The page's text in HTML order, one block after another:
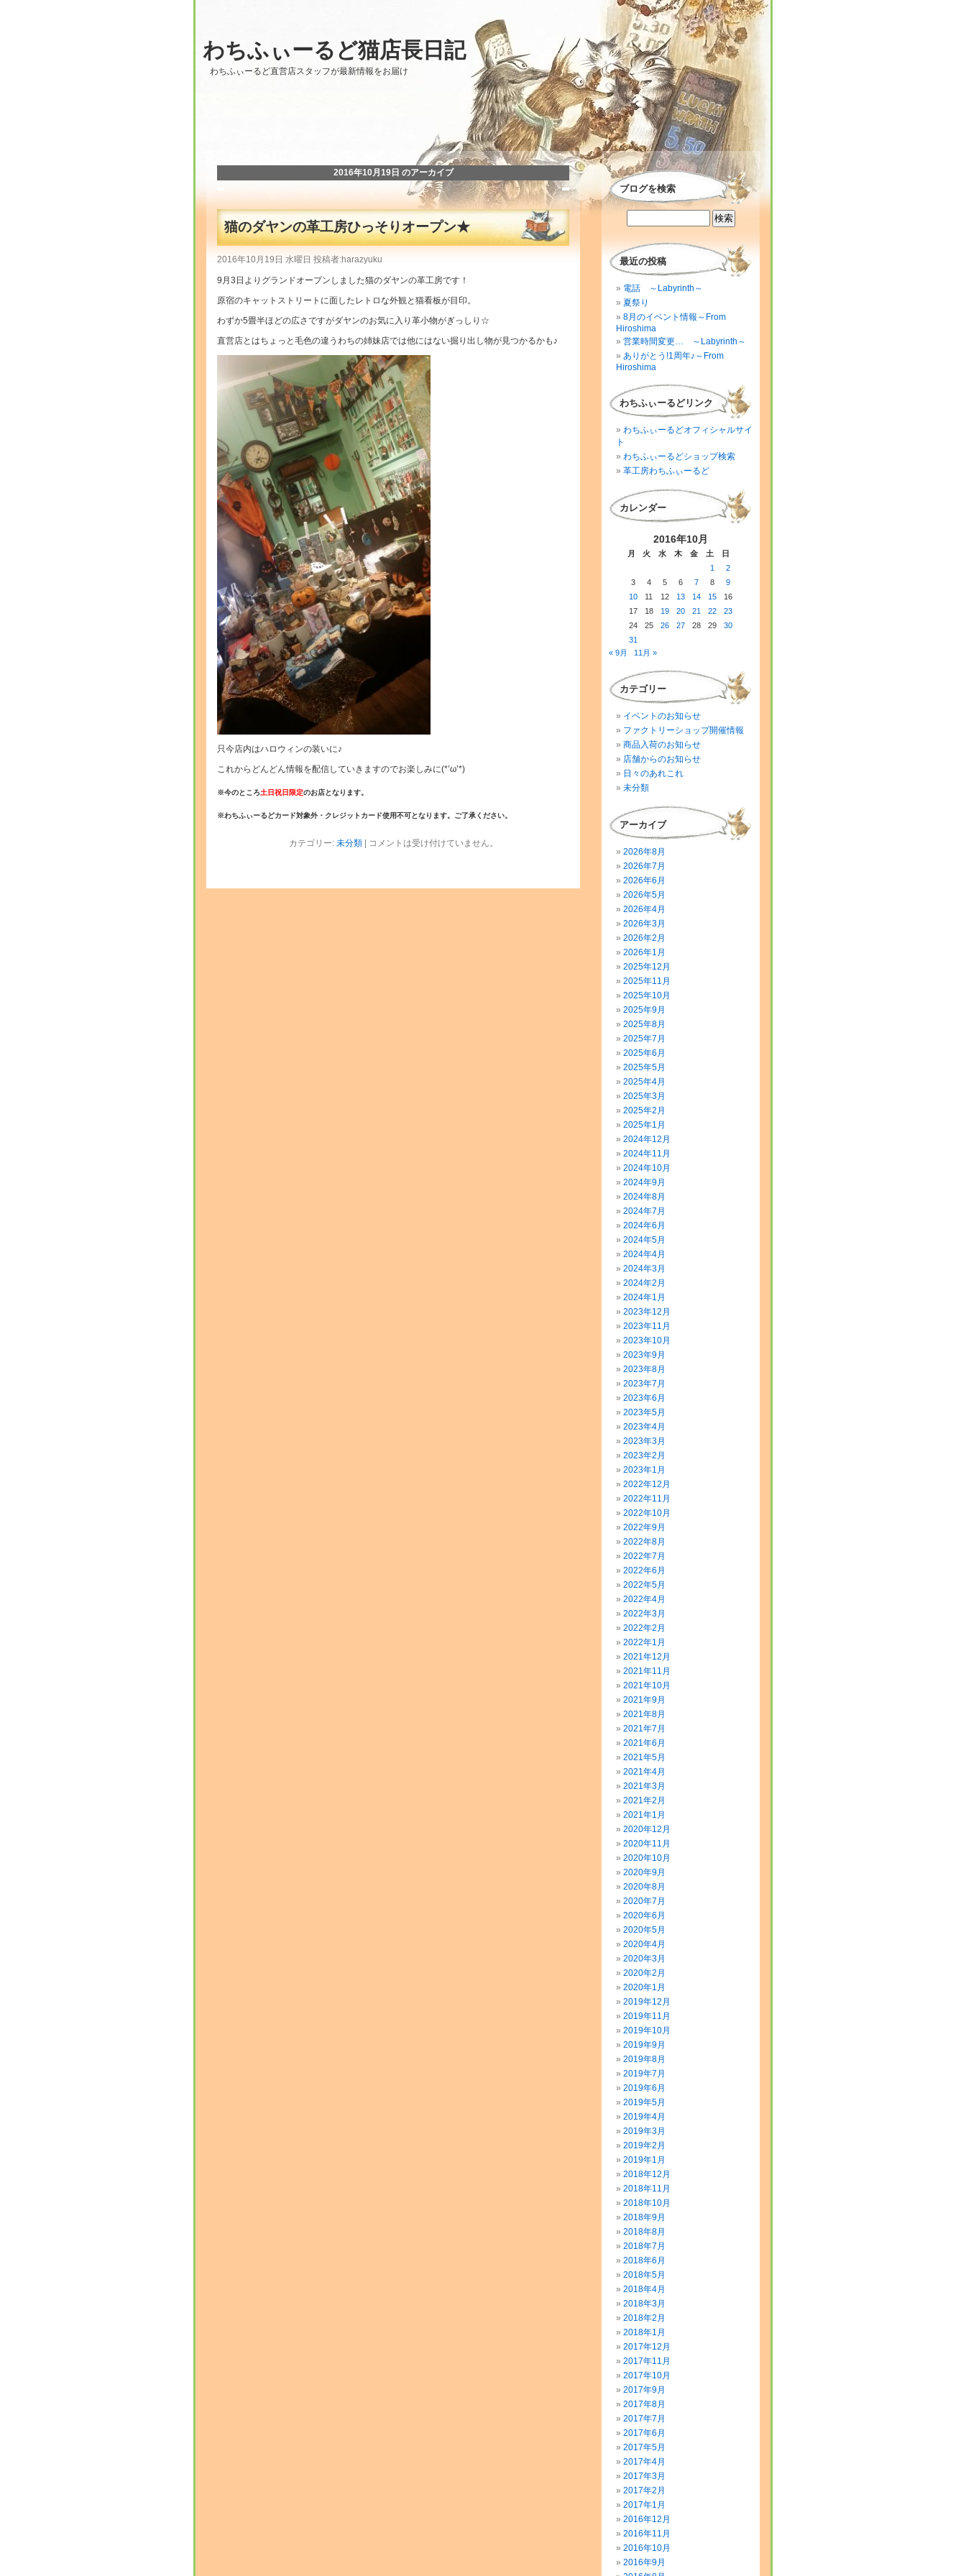
わちふぃーるど猫店長日記
わちふぃーるど直営店スタッフが最新情報をお届け
2016年10月19日 のアーカイブ
猫のダヤンの革工房ひっそりオープン★
2016年10月19日 水曜日 投稿者:harazyuku
9月3日よりグランドオープンしました猫のダヤンの革工房です！
原宿のキャットストリートに面したレトロな外観と猫看板が目印。
わずか5畳半ほどの広さですがダヤンのお気に入り革小物がぎっしり☆
直営店とはちょっと毛色の違うわちの姉妹店では他にはない掘り出し物が見つかるかも♪
只今店内はハロウィンの装いに♪
これからどんどん情報を配信していきますのでお楽しみに(*’ω’*)
※今のところ土日祝日限定のお店となります。
※わちふぃーるどカード対象外 ・ クレジットカード使用不可となります。ご了承ください。
カテゴリー: 未分類| コメントは受け付けていません。
ブログを検索
最近の投稿
電話 ～Labyrinth～
夏祭り
8月のイベント情報～From
Hiroshima
営業時間変更… ～Labyrinth～
ありがとう!1周年♪～From
Hiroshima
わちふぃーるどリンク
わちふぃーるどオフィシャルサイ
ト
わちふぃーるどショップ検索
革工房わちふぃーるど
カレンダー
2016年10月
月 火 水 木 金 土
日
1
2
3
4 5 6 7 8
9
10
11 12 13 14 15
16
17
18 19 20 21 22
23
24
25 26 27 28 29
30
31
« 9月
11月 »
カテゴリー
イベントのお知らせ
ファクトリーショップ開催情報
商品入荷のお知らせ
店舗からのお知らせ
日々のあれこれ
未分類
アーカイブ
2026年8月
2026年7月
2026年6月
2026年5月
2026年4月
2026年3月
2026年2月
2026年1月
2025年12月
2025年11月
2025年10月
2025年9月
2025年8月
2025年7月
2025年6月
2025年5月
2025年4月
2025年3月
2025年2月
2025年1月
2024年12月
2024年11月
2024年10月
2024年9月
2024年8月
2024年7月
2024年6月
2024年5月
2024年4月
2024年3月
2024年2月
2024年1月
2023年12月
2023年11月
2023年10月
2023年9月
2023年8月
2023年7月
2023年6月
2023年5月
2023年4月
2023年3月
2023年2月
2023年1月
2022年12月
2022年11月
2022年10月
2022年9月
2022年8月
2022年7月
2022年6月
2022年5月
2022年4月
2022年3月
2022年2月
2022年1月
2021年12月
2021年11月
2021年10月
2021年9月
2021年8月
2021年7月
2021年6月
2021年5月
2021年4月
2021年3月
2021年2月
2021年1月
2020年12月
2020年11月
2020年10月
2020年9月
2020年8月
2020年7月
2020年6月
2020年5月
2020年4月
2020年3月
2020年2月
2020年1月
2019年12月
2019年11月
2019年10月
2019年9月
2019年8月
2019年7月
2019年6月
2019年5月
2019年4月
2019年3月
2019年2月
2019年1月
2018年12月
2018年11月
2018年10月
2018年9月
2018年8月
2018年7月
2018年6月
2018年5月
2018年4月
2018年3月
2018年2月
2018年1月
2017年12月
2017年11月
2017年10月
2017年9月
2017年8月
2017年7月
2017年6月
2017年5月
2017年4月
2017年3月
2017年2月
2017年1月
2016年12月
2016年11月
2016年10月
2016年9月